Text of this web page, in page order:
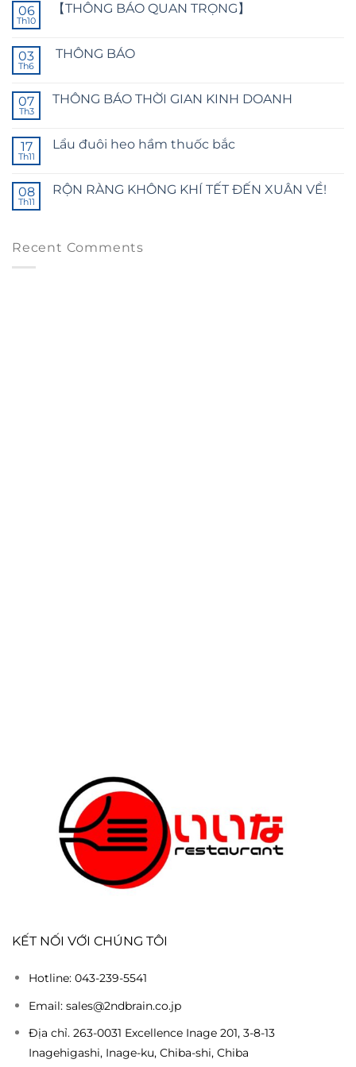
06
Th10
【THÔNG BÁO QUAN TRỌNG】
03
Th6
THÔNG BÁO
07
Th3
THÔNG BÁO THỜI GIAN KINH DOANH
17
Th11
Lẩu đuôi heo hầm thuốc bắc
08
Th11
RỘN RÀNG KHÔNG KHÍ TẾT ĐẾN XUÂN VỀ!
Recent Comments
KẾT NỐI VỚI CHÚNG TÔI
Hotline: 043-239-5541
Email: sales@2ndbrain.co.jp
Địa chỉ. 263-0031 Excellence Inage 201, 3-8-13
Inagehigashi, Inage-ku, Chiba-shi, Chiba